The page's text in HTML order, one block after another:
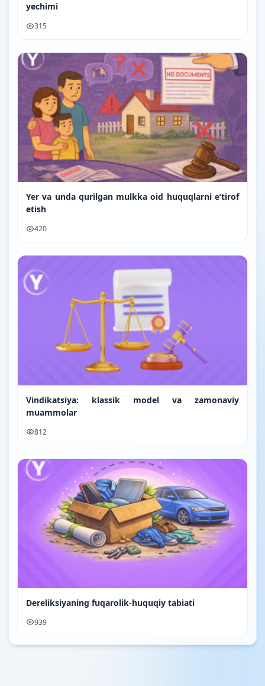
yechimi
315
Yer va unda qurilgan mulkka oid huquqlarni e’tirof
etish
420
Vindikatsiya: klassik model va zamonaviy
muammolar
812
Dereliksiyaning fuqarolik-huquqiy tabiati
939